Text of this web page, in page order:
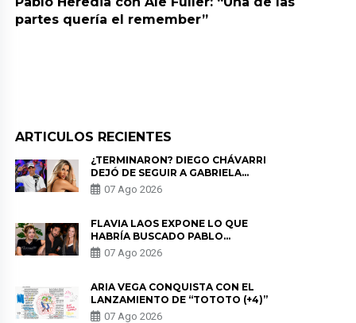
partes quería el remember”
ARTICULOS RECIENTES
¿TERMINARON? DIEGO CHÁVARRI
DEJÓ DE SEGUIR A GABRIELA
HERRERA Y ANUNCIA SU SALIDA
DE PÓDCAST
07 Ago 2026
FLAVIA LAOS EXPONE LO QUE
HABRÍA BUSCADO PABLO
HEREDIA CON ALE FULLER: “UNA
DE LAS PARTES QUERÍA EL
07 Ago 2026
ARIA VEGA CONQUISTA CON EL
LANZAMIENTO DE “TOTOTO (+4)”
07 Ago 2026